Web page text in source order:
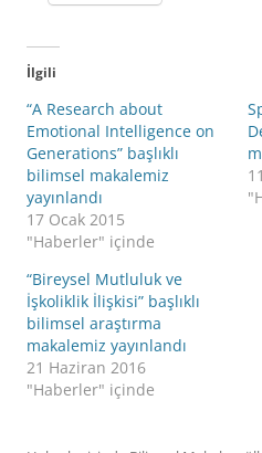
İlgili
“A Research about
Emotional Intelligence on
Generations” başlıklı
bilimsel makalemiz
yayınlandı
17 Ocak 2015
"Haberler" içinde
“Bireysel Mutluluk ve
İşkoliklik İlişkisi” başlıklı
bilimsel araştırma
makalemiz yayınlandı
21 Haziran 2016
"Haberler" içinde